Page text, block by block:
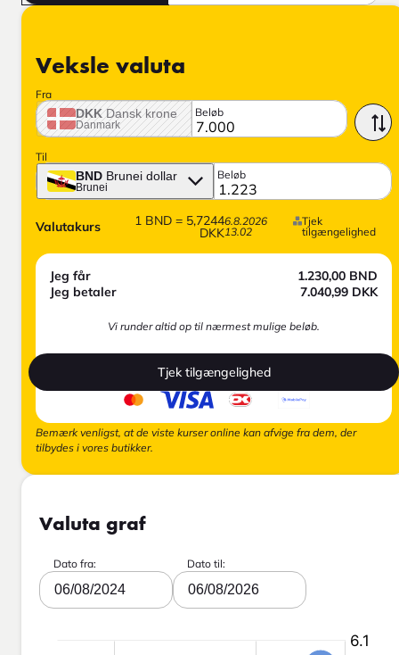
Veksle valuta
Fra
DKK Dansk krone
Danmark
Beløb
Til
BND Brunei dollar
Brunei
Beløb
Valutakurs 1 BND = 5,7244
DKK
6.8.2026
13.02
Tjek
tilgængelighed
Jeg får 1.230,00 BND
Jeg betaler
7.040,99 DKK
Vi runder altid op til nærmest mulige beløb.
Tjek tilgængelighed
Bemærk venligst, at de viste kurser online kan afvige fra dem, der
tilbydes i vores butikker.
Valuta graf
Dato fra:
06/08/2024
Dato til:
06/08/2026